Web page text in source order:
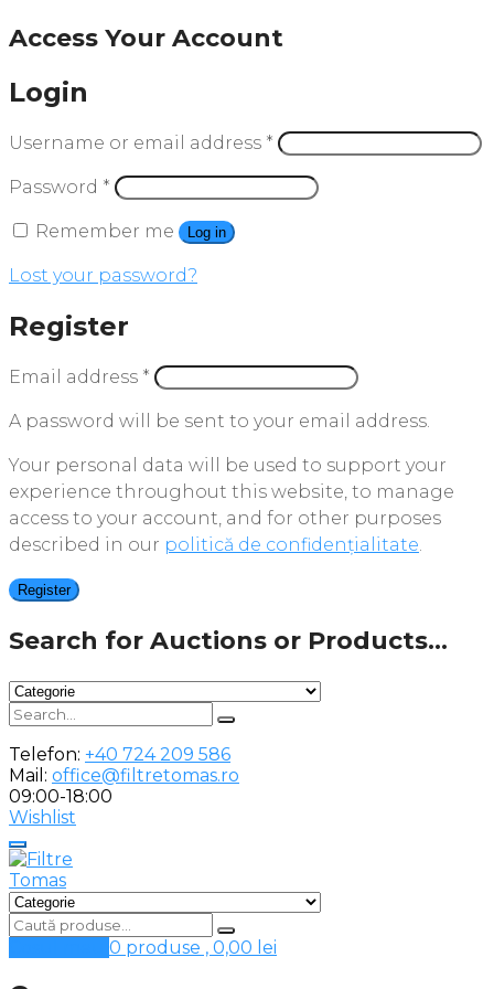
Access Your Account
Login
Username or email address *
Password *
Remember me Log in
Lost your password?
Register
Email address *
A password will be sent to your email address.
Your personal data will be used to support your
experience throughout this website, to manage
access to your account, and for other purposes
described in our politică de confidențialitate
Register
Search for Auctions or Products...
Telefon: +40 724 209 586
Mail: office@filtretomas.ro
09:00-18:00
Wishlist
0 produse , 0,00 lei